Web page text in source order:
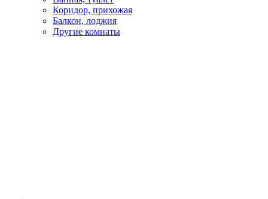
Коридор, прихожая
Балкон, лоджия
Другие комнаты